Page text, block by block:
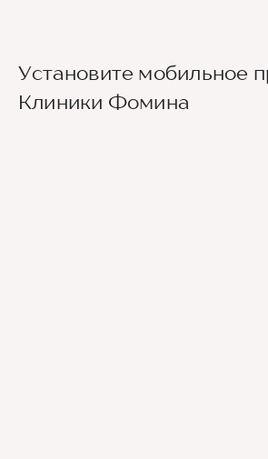
Ведущие врачи региона
Установите мобильное
Клиники Фомина